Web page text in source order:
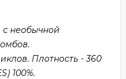
необычной
Плотность - 360
100%.